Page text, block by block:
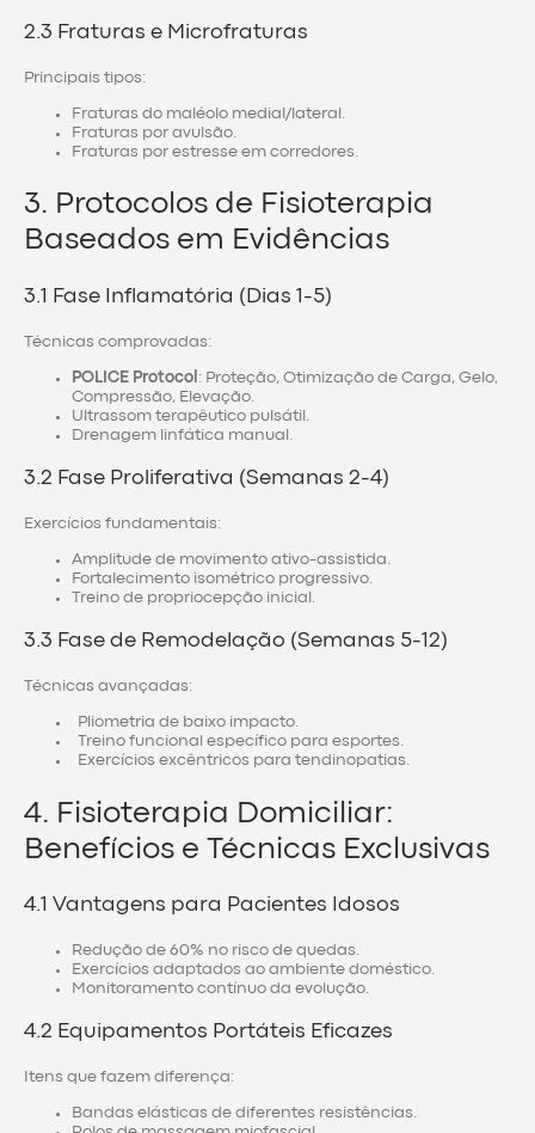
2.3 Fraturas e Microfraturas
Principais tipos:
Fraturas do maléolo medial/lateral.
Fraturas por avulsão.
Fraturas por estresse em corredores.
3. Protocolos de Fisioterapia
Baseados em Evidências
3.1 Fase Inflamatória (Dias 1-5)
Técnicas comprovadas:
POLICE Protocol : Proteção, Otimização de Carga, Gelo,
Compressão, Elevação.
Ultrassom terapêutico pulsátil.
Drenagem linfática manual.
3.2 Fase Proliferativa (Semanas 2-4)
Exercícios fundamentais:
Amplitude de movimento ativo-assistida.
Fortalecimento isométrico progressivo.
Treino de propriocepção inicial.
3.3 Fase de Remodelação (Semanas 5-12)
Técnicas avançadas:
Pliometria de baixo impacto.
Treino funcional específico para esportes.
Exercícios excêntricos para tendinopatias.
4. Fisioterapia Domiciliar:
Benefícios e Técnicas Exclusivas
4.1 Vantagens para Pacientes Idosos
Redução de 60% no risco de quedas.
Exercícios adaptados ao ambiente doméstico.
Monitoramento contínuo da evolução.
4.2 Equipamentos Portáteis Eficazes
Itens que fazem diferença:
Bandas elásticas de diferentes resistências.